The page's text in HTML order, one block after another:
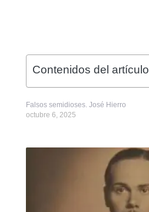
Contenidos del artículo
Falsos semidioses. José Hierro
octubre 6, 2025